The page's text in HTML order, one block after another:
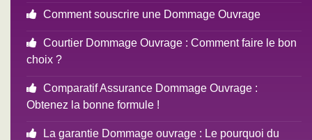
Comment souscrire une Dommage Ouvrage
Courtier Dommage Ouvrage : Comment faire le bon
choix ?
Comparatif Assurance Dommage Ouvrage :
Obtenez la bonne formule !
La garantie Dommage ouvrage : Le pourquoi du